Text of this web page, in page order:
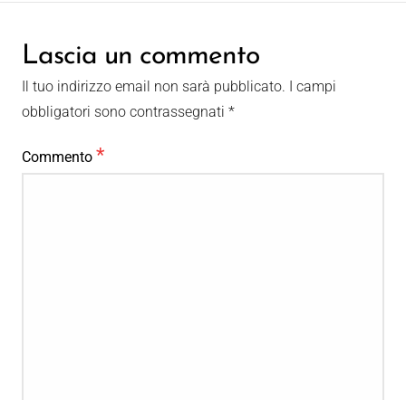
Lascia un commento
Il tuo indirizzo email non sarà pubblicato. I campi
obbligatori sono contrassegnati *
Commento *